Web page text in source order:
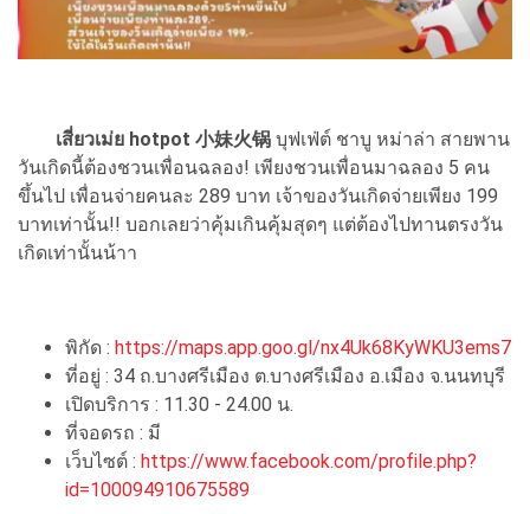
เสี่ยวเม่ย hotpot 小妹火锅 บุฟเฟ่ต์ ชาบู หม่าล่า สายพาน
วันเกิดนี้ต้องชวนเพื่อนฉลอง! เพียงชวนเพื่อนมาฉลอง 5 คน
ขึ้นไป เพื่อนจ่ายคนละ 289 บาท เจ้าของวันเกิดจ่ายเพียง 199
บาทเท่านั้น!! บอกเลยว่าคุ้มเกินคุ้มสุดๆ แต่ต้องไปทานตรงวัน
เกิดเท่านั้นน้าา
พิกัด : https://maps.app.goo.gl/nx4Uk68KyWKU3ems7
ที่อยู่ : 34 ถ.บางศรีเมือง ต.บางศรีเมือง อ.เมือง จ.นนทบุรี
เปิดบริการ : 11.30 - 24.00 น.
ที่จอดรถ : มี
เว็บไซต์ : https://www.facebook.com/profile.php?
id=100094910675589